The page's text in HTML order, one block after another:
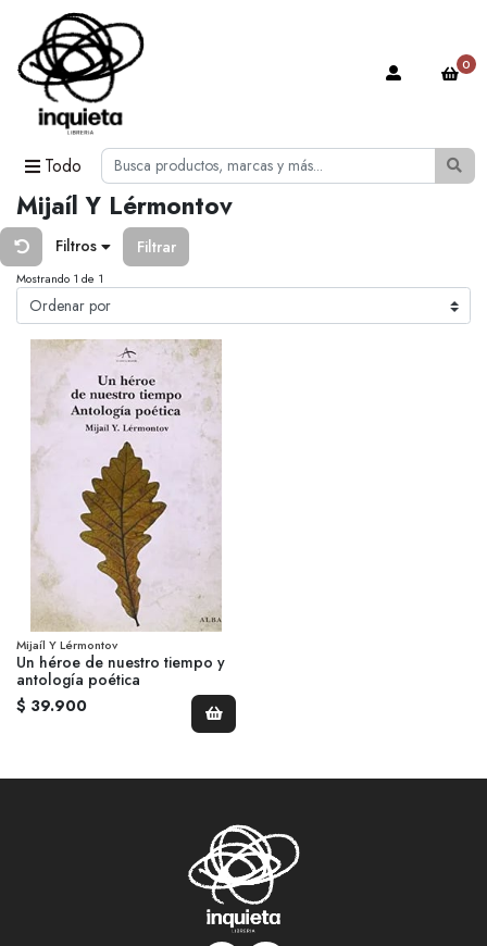
Todo
0
Mijaíl Y Lérmontov
Filtros Filtrar
Mostrando 1 de 1
Mijaíl Y Lérmontov
Un héroe de nuestro tiempo y
antología poética
$ 39.900